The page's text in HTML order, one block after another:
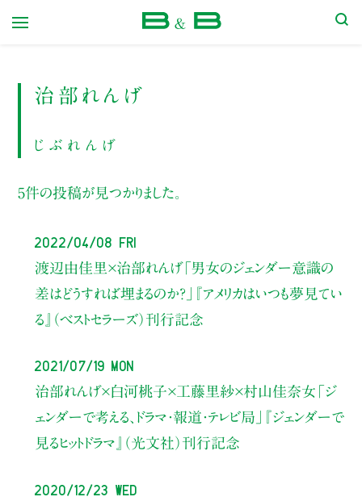
治部れんげ
じぶれんげ
5件の投稿が見つかりました。
2022/04/08 Fri
渡辺由佳里×治部れんげ「男女のジェンダー意識の
差はどうすれば埋まるのか？」
『アメリカはいつも夢見てい
る』（ベストセラーズ）刊行記念
2021/07/19 Mon
治部れんげ×白河桃子×工藤里紗×村山佳奈女 「ジ
ェンダーで考える、ドラマ・報道・テレビ局」
『ジェンダーで
見るヒットドラマ』（光文社）刊行記念
2020/12/23 Wed